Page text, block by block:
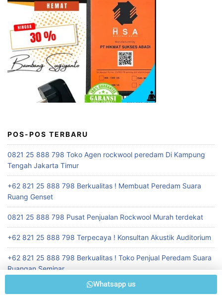
POS-POS TERBARU
0821 25 888 798 Toko Agen rockwool peredam Di Kampung
Tengah Jakarta Timur
+62 821 25 888 798 Berkualitas ! Membuat Peredam Suara
Ruang Genset
0821 25 888 798 Pusat Penjualan Rockwool Murah terdekat
+62 821 25 888 798 Terpecaya ! Konsultan Akustik Auditorium
+62 821 25 888 798 Berkualitas ! Toko Penjual Peredam Suara
Ruangan Seminar
Whatsapp us